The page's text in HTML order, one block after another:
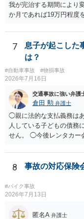
我が完治する期間により
か月であれば19万円程度
上がるかと思います。ご
7
息子が起こした
は？
#自動車事故 #物損事故
2026年7月16日
交通事故に強い弁護
倉田 勲 弁護士
◯親に法的な支払義務は
人している子どもの債務
せん。 ◯今後レンタカー
低いでしょう。 ◯親であ
権者に対してご自身は
8 事故の対応保険
#バイク事故
2026年7月13日
匿名A 弁護士